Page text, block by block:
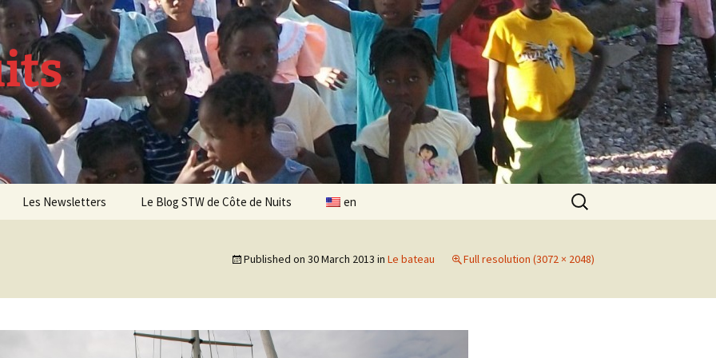
Les Newsletters
Newsletter 7 – Sept 2014
Le Blog STW de Côte de Nuits en
Search
for:
Published on 30 March 2013 in Le bateau Full resolution (3072 × 2048)